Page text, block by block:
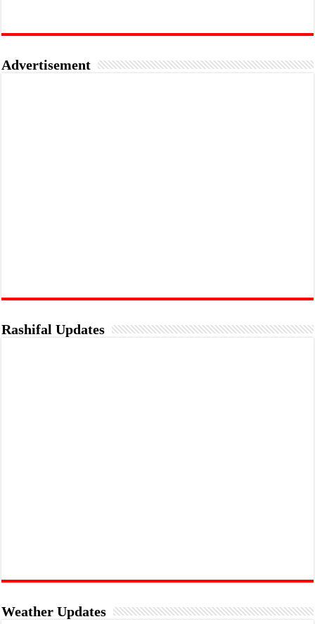
Advertisement
Rashifal Updates
Weather Updates